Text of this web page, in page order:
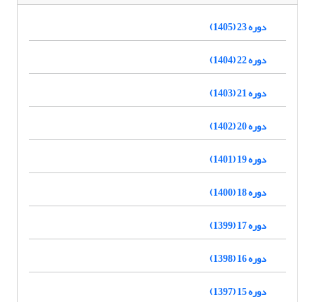
دوره 23 (1405)
دوره 22 (1404)
دوره 21 (1403)
دوره 20 (1402)
دوره 19 (1401)
دوره 18 (1400)
دوره 17 (1399)
دوره 16 (1398)
دوره 15 (1397)